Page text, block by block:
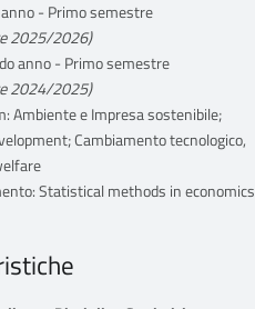
- Primo semestre
2025/2026)
anno - Primo semestre
2024/2025)
Ambiente e Impresa sostenibile;
Cambiamento tecnologico,
Statistical methods in economics